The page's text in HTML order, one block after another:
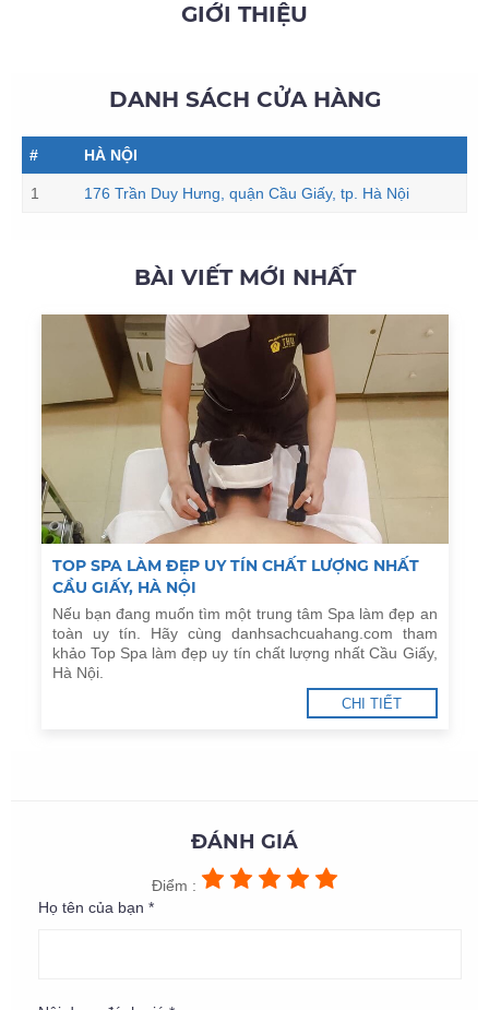
GIỚI THIỆU
DANH SÁCH CỬA HÀNG
# HÀ NỘI
1 176 Trần Duy Hưng, quận Cầu Giấy, tp. Hà Nội
BÀI VIẾT MỚI NHẤT
TOP SPA LÀM ĐẸP UY TÍN CHẤT LƯỢNG NHẤT
CẦU GIẤY, HÀ NỘI
Nếu bạn đang muốn tìm một trung tâm Spa làm đẹp an
toàn uy tín. Hãy cùng danhsachcuahang.com tham
khảo Top Spa làm đẹp uy tín chất lượng nhất Cầu Giấy,
Hà Nội.
CHI TIẾT
ĐÁNH GIÁ
Điểm :
Họ tên của bạn *